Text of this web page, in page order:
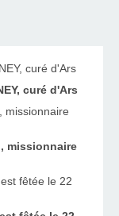
curé d'Ars
missionnaire